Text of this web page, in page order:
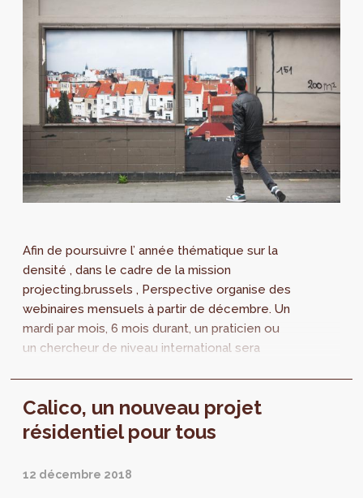
Afin de poursuivre l’ année thématique sur la
densité , dans le cadre de la mission
projecting.brussels , Perspective organise des
webinaires mensuels à partir de décembre. Un
mardi par mois, 6 mois durant, un praticien ou
un chercheur de niveau international sera
Calico, un nouveau projet
résidentiel pour tous
12 décembre 2018